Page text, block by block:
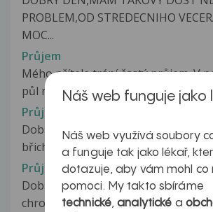
PROBLEM,OD STREDECNIHO
MOC...
Průjem
Mého přítele trápí častý průjem. V
půl roku prošlou ovesnou kaši...
Průjem
Dobrý den,syn 16
břich v obl.žaludku,ve čtvrtek...
Průjem
Dobrý den, od svého urologa jsem
chronickému zánětu moč. měchýře...
Náš web funguje jako
Náš web využívá soubory
a funguje tak jako lékař,
dotazuje, aby vám mohl co
pomoci. My takto sbíráme
technické,analytické a